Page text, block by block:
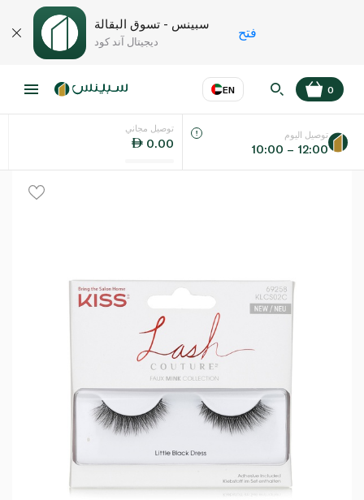
سبينس - تسوق البقالة
ديجيتال آند كود
فتح
EN
اللغة عر
0
توصيل مجاني
0.00
توصيل اليوم
10:00 – 12:00